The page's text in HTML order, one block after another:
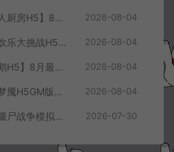
三网H5休闲游戏【机器人厨房H5】8月最新整理Linux手工服务端+Win一键服务端+解压即玩+简易安卓客户端+详细搭建教程 2026-08-04
三网H5休闲游戏【水果欢乐大挑战H5】8月最新整理Linux手工服务端+Win一键服务端+解压即玩+简易安卓客户端+详细搭建教程 2026-08-04
三网H5休闲游戏【抓大鹅H5】8月最新整理Linux手工服务端+Win一键服务端+解压即玩+简易安卓客户端+详细搭建教程 2026-08-04
三网H5塔防游戏【小小梦魇H5GM版】7月最新整理Linux手工服务端+Win一键服务端+解压即玩+简易安卓客户端+详细搭建教程 2026-08-04
三网H5塔防游戏【植物僵尸战争模拟器H5】7月最新整理Linux手工服务端+Win一键服务端+解压即玩+简易安卓客户端+详细搭建教程 2026-07-30